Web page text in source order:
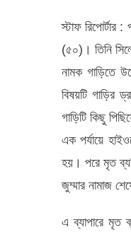
স্টাফ রিপোর্টার
(৫০)। তিনি
নামক গাড়িতে
বিষয়টি গাড়ির
গাড়িটি কিছু
এক পর্যায়ে
হয়। পরে মৃত
জুম্মার নামাজ
এ ব্যাপারে মৃত